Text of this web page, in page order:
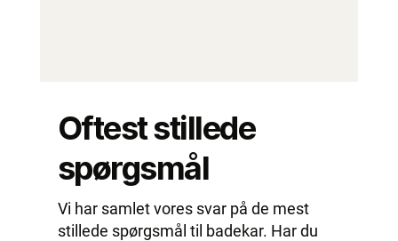
Oftest stillede
spørgsmål
Vi har samlet vores svar på de mest
stillede spørgsmål til badekar. Har du